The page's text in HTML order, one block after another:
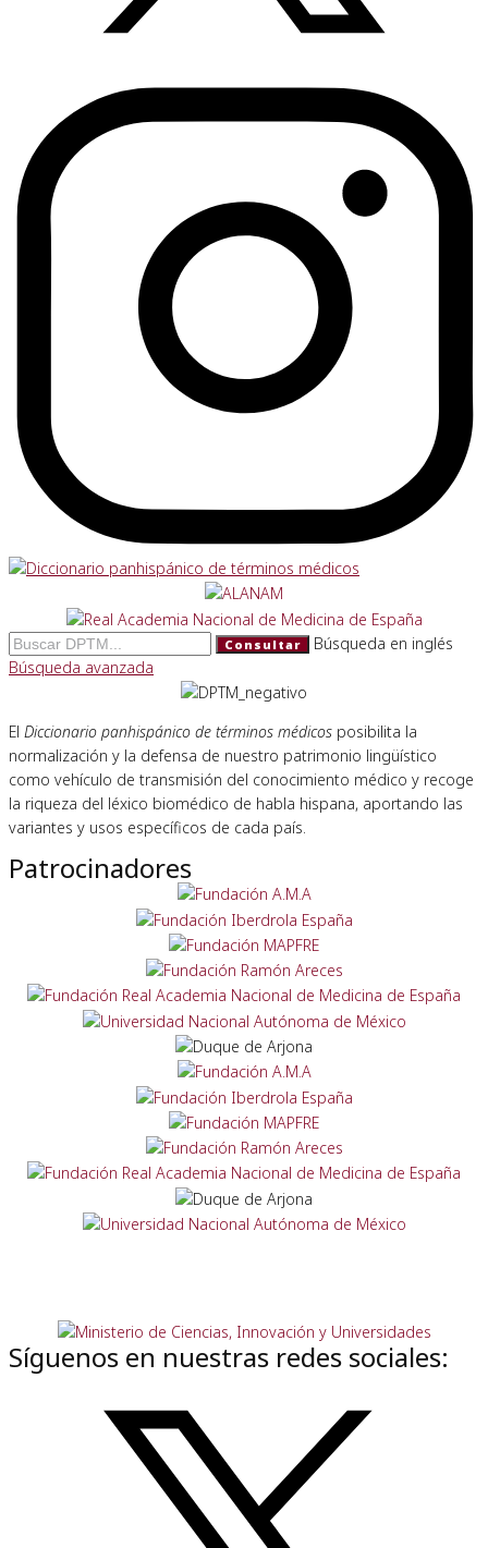
Consultar
Búsqueda en inglés
Búsqueda avanzada
El Diccionario panhispánico de términos médicos posibilita la
normalización y la defensa de nuestro patrimonio lingüístico
como vehículo de transmisión del conocimiento médico y recoge
la riqueza del léxico biomédico de habla hispana, aportando las
variantes y usos específicos de cada país.
Patrocinadores
Síguenos en nuestras redes sociales: